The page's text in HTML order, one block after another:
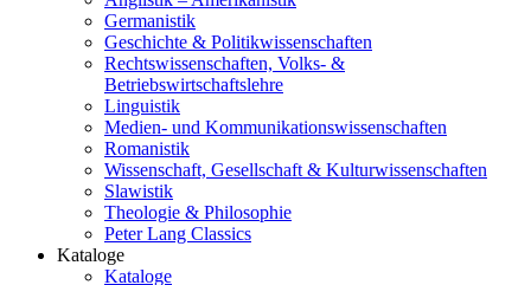
Germanistik
Geschichte & Politikwissenschaften
Rechtswissenschaften, Volks- &
Betriebswirtschaftslehre
Linguistik
Medien- und Kommunikationswissenschaften
Romanistik
Wissenschaft, Gesellschaft & Kulturwissenschaften
Slawistik
Theologie & Philosophie
Peter Lang Classics
Kataloge
Kataloge